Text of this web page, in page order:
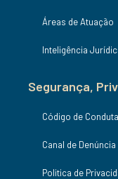
Áreas de Atuação
Inteligência
Segurança,
Código de
Canal de Denúncia
Politica de